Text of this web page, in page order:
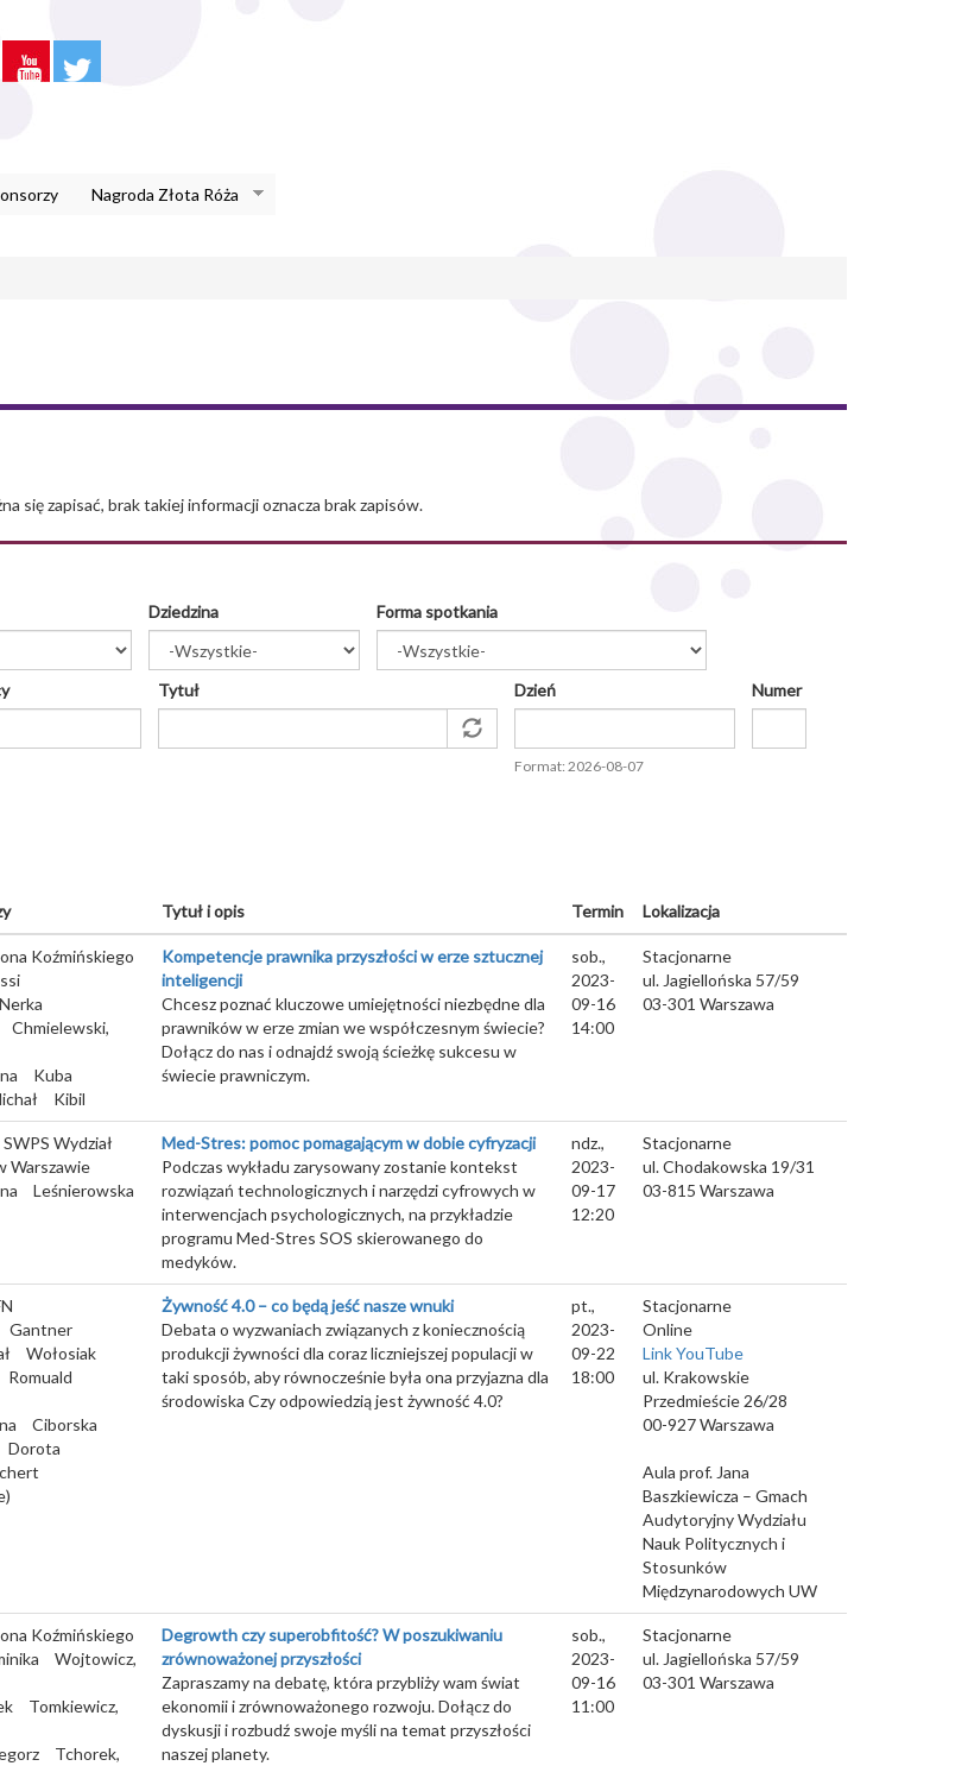
Nagroda Złota Róża
się zapisać, brak takiej informacji oznacza brak zapisów.
Dziedzina Forma spotkania
Tytuł
Dzień
Format: 2026-08-07
Numer
Tytuł i opis Termin Lokalizacja
Koźmińskiego
Nerka
Chmielewski,
Kuba
Kibil
Kompetencje prawnika przyszłości w erze sztucznej
inteligencji
Chcesz poznać kluczowe umiejętności niezbędne dla
prawników w erze zmian we współczesnym świecie?
Dołącz do nas i odnajdź swoją ścieżkę sukcesu w
świecie prawniczym.
sob.,
2023-
09-16
14:00
Stacjonarne
ul. Jagiellońska 57/59
03-301 Warszawa
Wydział
Warszawie
Leśnierowska
Med-Stres: pomoc pomagającym w dobie cyfryzacji
Podczas wykładu zarysowany zostanie kontekst
rozwiązań technologicznych i narzędzi cyfrowych w
interwencjach psychologicznych, na przykładzie
programu Med-Stres SOS skierowanego do
medyków.
ndz.,
2023-
09-17
12:20
Stacjonarne
ul. Chodakowska 19/31
03-815 Warszawa
Gantner
Wołosiak
Romuald
Ciborska
Dorota
Żywność 4.0 – co będą jeść nasze wnuki
Debata o wyzwaniach związanych z koniecznością
produkcji żywności dla coraz liczniejszej populacji w
taki sposób, aby równocześnie była ona przyjazna dla
środowiska Czy odpowiedzią jest żywność 4.0?
pt.,
2023-
09-22
18:00
Stacjonarne
Online
Link YouTube
ul. Krakowskie
Przedmieście 26/28
00-927Warszawa
Aula prof. Jana
Baszkiewicza – Gmach
Audytoryjny Wydziału
Nauk Politycznych i
Stosunków
Międzynarodowych UW
Koźmińskiego
Wojtowicz,
Tomkiewicz,
Tchorek,
Degrowth czy superobfitość? W poszukiwaniu
zrównoważonej przyszłości
Zapraszamy na debatę, która przybliży wam świat
ekonomii i zrównoważonego rozwoju. Dołącz do
dyskusji i rozbudź swoje myśli na temat przyszłości
naszej planety.
sob.,
2023-
09-16
11:00
Stacjonarne
ul. Jagiellońska 57/59
03-301 Warszawa